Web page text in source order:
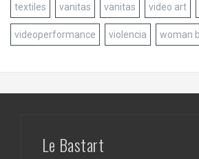
textiles vanitas vanitas video art
videoperformance violencia woman
Le Bastart